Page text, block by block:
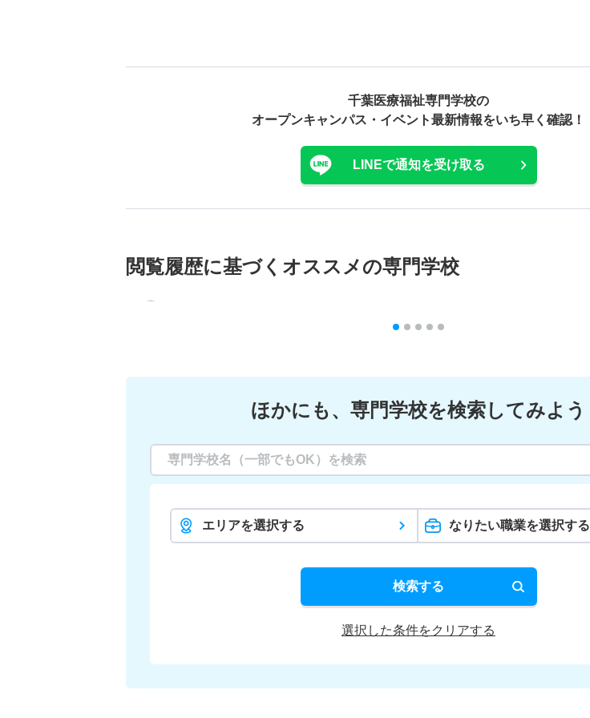
千葉医療福祉専門学校の
オープンキャンパス・ イベント最新情報をいち早く確認！
LINEで通知を受け取る
閲覧履歴に基づく オススメの専門学校
ほかにも、 専門学校を検索してみよう
エリアを選択する なりたい職業を選択する
検索する
選択した条件をクリアする